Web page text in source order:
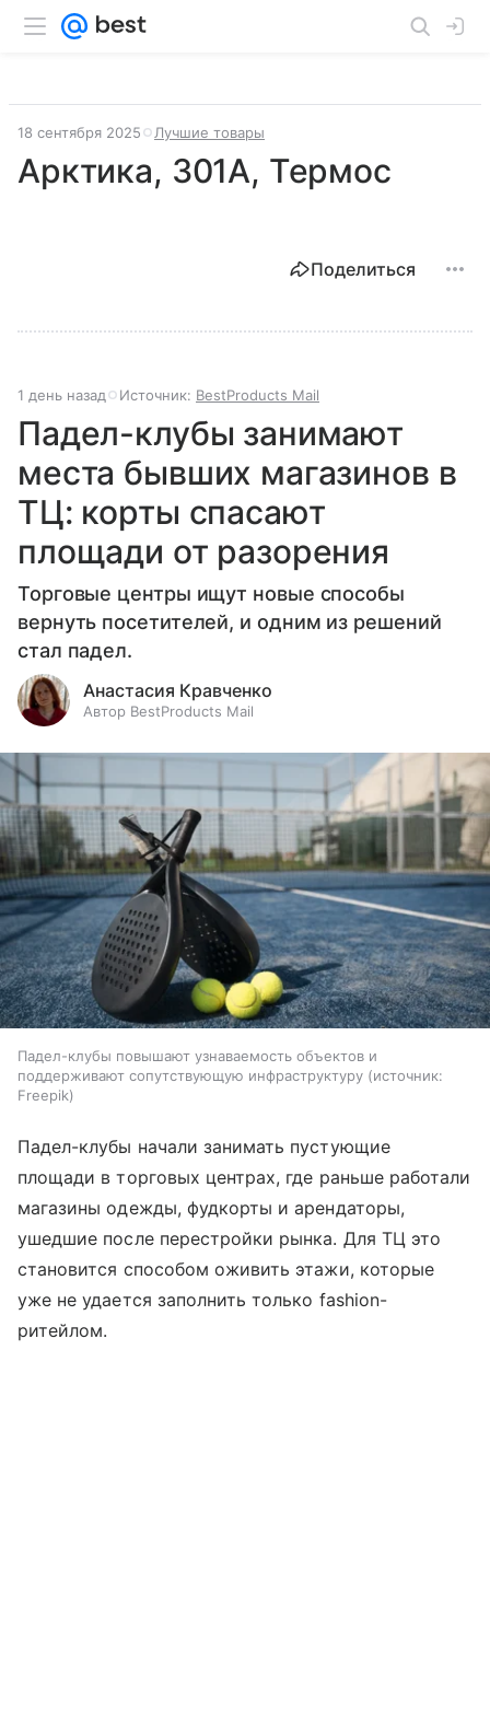
18 сентября 2025 Лучшие товары
Арктика, 301А, Термос
Поделиться
1 день назад Источник: BestProducts Mail
Падел-клубы занимают
места бывших магазинов в
ТЦ: корты спасают
площади от разорения
Торговые центры ищут новые способы
вернуть посетителей, и одним из решений
стал падел.
Анастасия Кравченко
Автор BestProducts Mail
Падел-клубы повышают узнаваемость объектов и
поддерживают сопутствующую инфраструктуру
источник:
Freepik
Падел-клубы начали занимать пустующие
площади в торговых центрах, где раньше работали
магазины одежды, фудкорты и арендаторы,
ушедшие после перестройки рынка. Для ТЦ это
становится способом оживить этажи, которые
уже не удается заполнить только fashion-
ритейлом.